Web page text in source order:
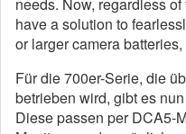
have a solution to
or larger camera
Für die 700er-Serie, die
betrieben wird, gibt es
Diese passen per DCA5-